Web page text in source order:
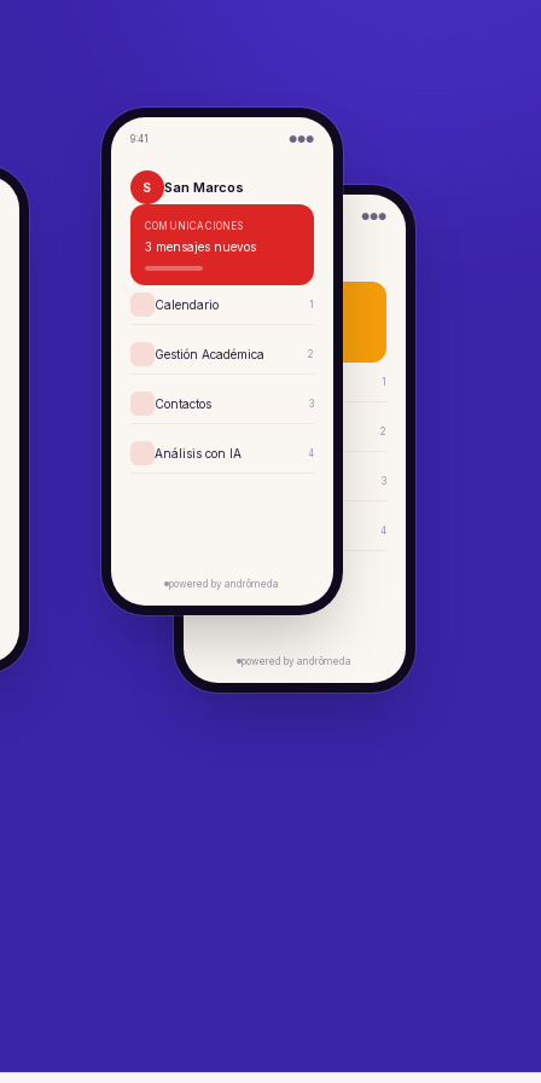
9:41 ●●●
S San Marcos
COMUNICACIONES
3 mensajes nuevos
Calendario 1
Gestión Académica 2
Contactos 3
Análisis con IA 4
powered by andrōmeda
●●●
COMUNICACIONES
1
2
3
4
powered by andrōmeda